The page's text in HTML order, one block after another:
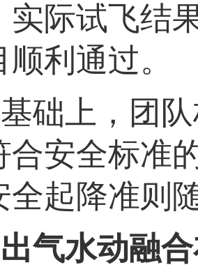
实际试飞结
利通过。
础上，团
合安全标准
全起降准则
气水动融